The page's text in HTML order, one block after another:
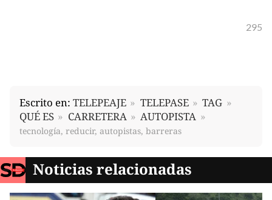
295
Escrito en: TELEPEAJE TELEPASE
TAG
QUÉ ES
CARRETERA AUTOPISTA
tecnología, reducir, autopistas, barreras
Noticias relacionadas